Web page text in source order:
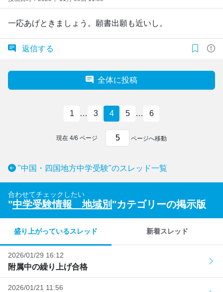
一応あげときましょう。願書出願も近いし。
返信する
全体に投稿
1 … 3 4 5 … 6
現在 4/6 ページ ページへ移動
"中国・四国地方中学受験"のスレッド一覧
合わせてチェックしたい
"中学受験情報 地域別 "カテゴリーの掲示版
盛り上がっているスレッド 新着スレッド
2026/01/29 16:12
附属中の繰り上げ合格
2026/01/21 11:56